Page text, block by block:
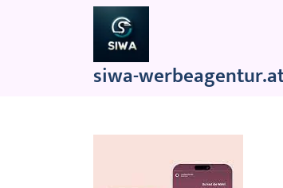
siwa-